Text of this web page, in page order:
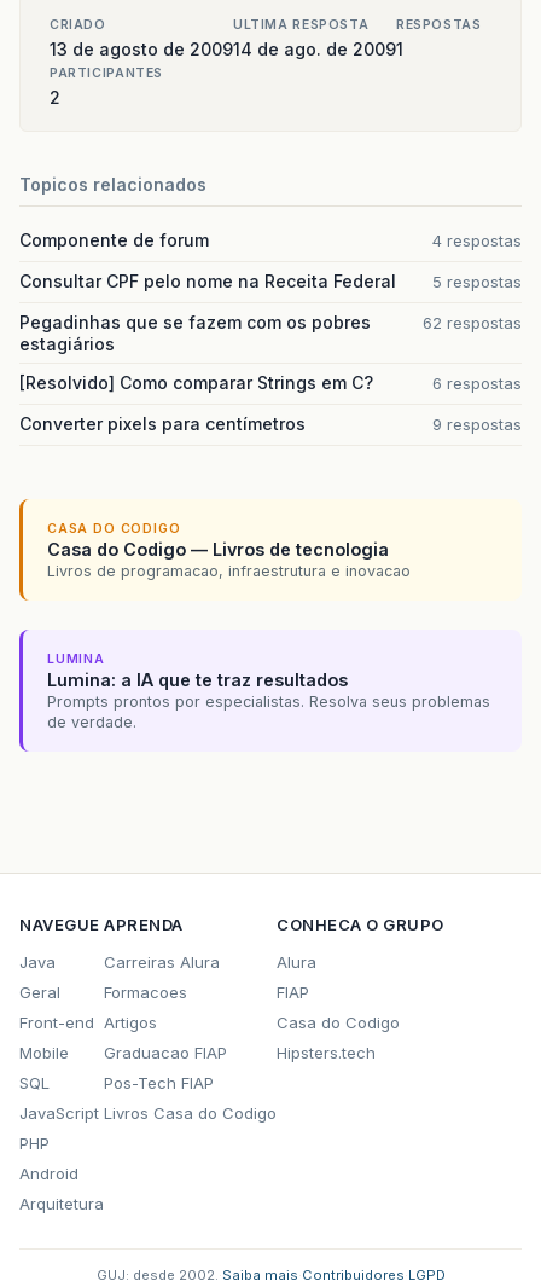
CRIADO
13 de agosto de 2009
ULTIMA RESPOSTA
14 de ago. de 2009
RESPOSTAS
1
PARTICIPANTES
2
Topicos relacionados
Componente de forum 4 respostas
Consultar CPF pelo nome na Receita Federal 5 respostas
Pegadinhas que se fazem com os pobres
estagiários
62 respostas
[Resolvido] Como comparar Strings em C? 6 respostas
Converter pixels para centímetros 9 respostas
CASA DO CODIGO
Casa do Codigo — Livros de tecnologia
Livros de programacao, infraestrutura e inovacao
LUMINA
Lumina: a IA que te traz resultados
Prompts prontos por especialistas. Resolva seus problemas
de verdade.
NAVEGUE
Java
Geral
Front-end
Mobile
SQL
JavaScript
PHP
Android
Arquitetura
APRENDA
Carreiras Alura
Formacoes
Artigos
Graduacao FIAP
Pos-Tech FIAP
Livros Casa do Codigo
CONHECA O GRUPO
Alura
FIAP
Casa do Codigo
Hipsters.tech
GUJ: desde 2002. Saiba mais Contribuidores LGPD